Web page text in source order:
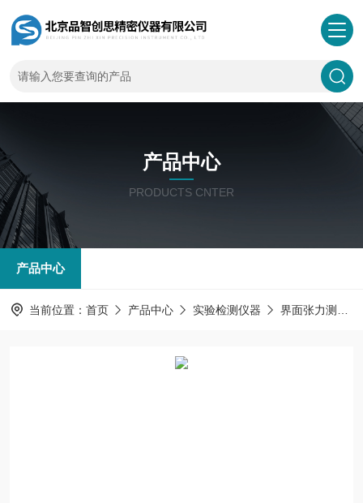
产品中心
PRODUCTS CNTER
产品中心
当前位置： 首页 产品中心 实验检测仪器 界面张力测量仪